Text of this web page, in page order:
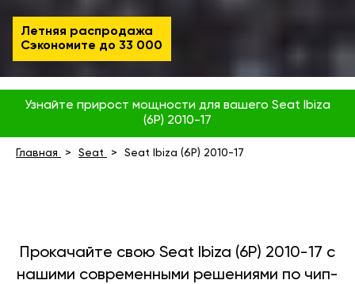
Летняя распродажа
Сэкономите до 33 000
Узнайте прирост мощности для вашего Seat Ibiza
(6P) 2010-17
Главная Seat Seat Ibiza (6P) 2010-17
Прокачайте свою Seat Ibiza (6P) 2010-17 с
нашими современными решениями по чип-